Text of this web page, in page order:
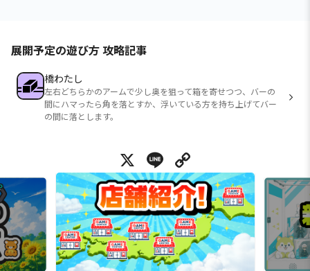
展開予定の遊び方 攻略記事
橋わたし
左右どちらかのアームで少し奥を狙って箱を寄せつつ、バーの
間にハマったら角を落とすか、浮いている方を持ち上げてバー
の間に落とします。
X Line